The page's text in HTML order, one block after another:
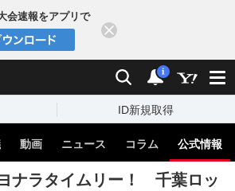
会速報をアプリで
検索 通知
i
ID新規取得
動画 ニュース コラム 公式情報
ナラタイムリー！ 千葉ロッ